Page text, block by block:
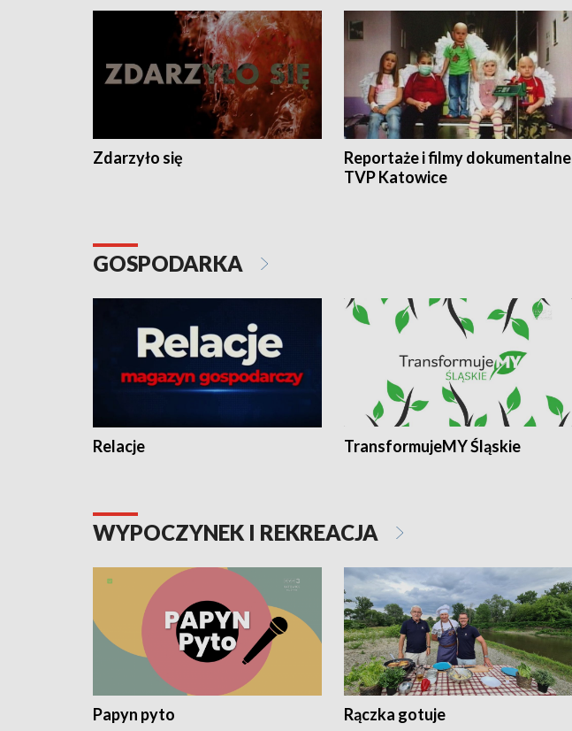
Zdarzyło się
Reportaże i filmy dokumentalne
TVP Katowice
GOSPODARKA
Relacje TransformujeMY Śląskie
WYPOCZYNEK I REKREACJA
Papyn pyto Rączka gotuje